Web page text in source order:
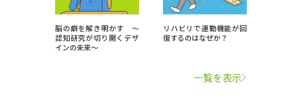
先輩が入学を決めた理由
新生活お役立ちガイド脳の癖を解き明かす 〜
認知研究が切り開くデザ
インの未来〜
リハビリで運動機能が回
復するのはなぜか？
一覧を表示